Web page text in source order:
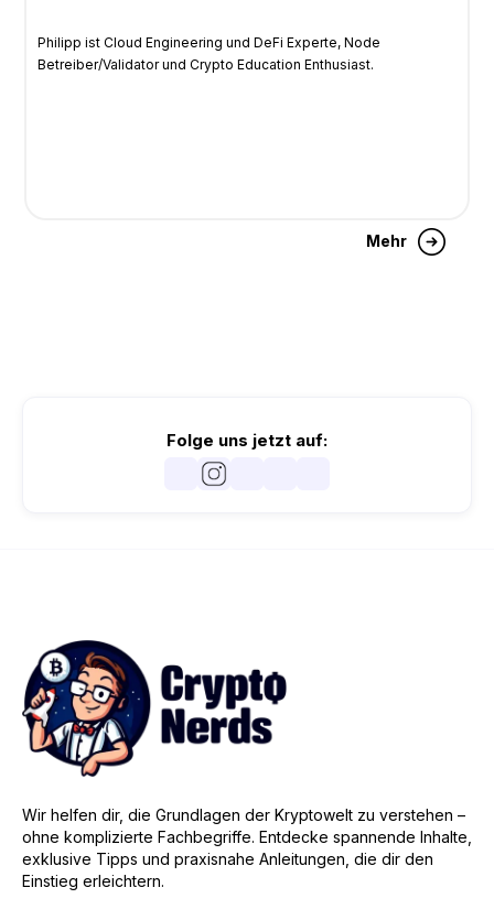
Philipp ist Cloud Engineering und DeFi Experte, Node
Betreiber/Validator und Crypto Education Enthusiast.
Mehr
Folge uns jetzt auf:
Wir helfen dir, die Grundlagen der Kryptowelt zu verstehen –
ohne komplizierte Fachbegriffe. Entdecke spannende Inhalte,
exklusive Tipps und praxisnahe Anleitungen, die dir den
Einstieg erleichtern.